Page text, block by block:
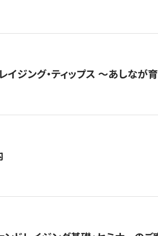
イジング・ティップス 〜あしな